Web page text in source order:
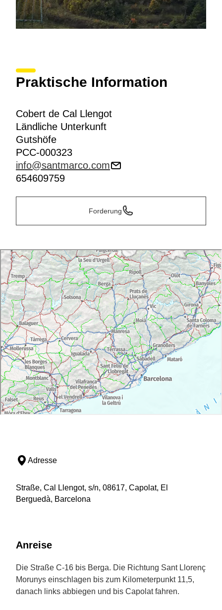
Praktische Information
Cobert de Cal Llengot
Ländliche Unterkunft
Gutshöfe
PCC-000323
info@santmarco.com
654609759
Forderung
Adresse
Straße, Cal Llengot, s/n, 08617, Capolat, El
Berguedà, Barcelona
Anreise
Die Straße C-16 bis Berga. Die Richtung Sant Llorenç
Morunys einschlagen bis zum Kilometerpunkt 11,5,
danach links abbiegen und bis Capolat fahren.